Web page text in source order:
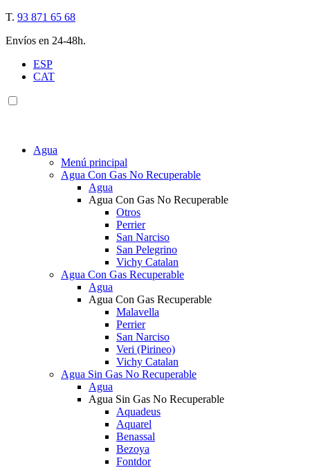
T. 93 871 65 68
Envíos en 24-48h.
ESP
CAT
Agua
Menú principal
Agua Con Gas No Recuperable
Agua
Agua Con Gas No Recuperable
Otros
Perrier
San Narciso
San Pelegrino
Vichy Catalan
Agua Con Gas Recuperable
Agua
Agua Con Gas Recuperable
Malavella
Perrier
San Narciso
Veri (Pirineo)
Vichy Catalan
Agua Sin Gas No Recuperable
Agua
Agua Sin Gas No Recuperable
Aquadeus
Aquarel
Benassal
Bezoya
Fontdor